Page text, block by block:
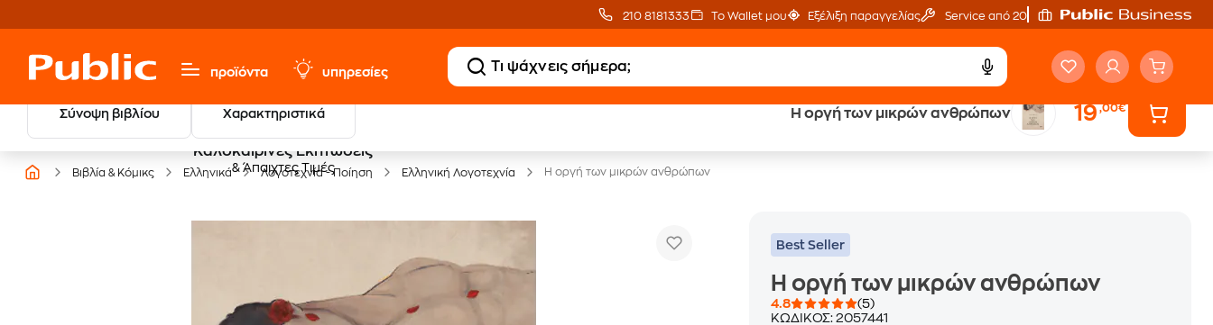
210 8181333 Το Wallet μου Εξέλιξη παραγγελίας Service από 20'
προϊόντα υπηρεσίες
Σύνοψη βιβλίου Χαρακτηριστικά Η οργή των μικρών ανθρώπων 19,00€
Καλοκαιρινές Εκπτώσεις
& Άπαιχτες Τιμές
Δωρεάν Μεταφορικά Έλα στον κόσμο
Βιβλία & Κόμικς Ελληνικά Λογοτεχνία - Ποίηση Ελληνική Λογοτεχνία Η οργή των μικρών ανθρώπων
Best Seller
Η οργή των μικρών ανθρώπων
4.8
(5)
ΚΩΔΙΚΟΣ:2057441